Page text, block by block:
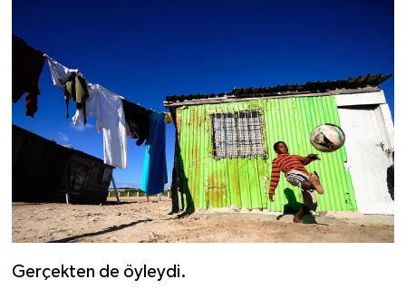
Gerçekten de öyleydi.